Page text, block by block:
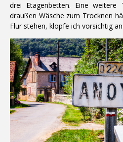
drei Etagenbetten. Eine
draußen Wäsche zum Trocknen
Flur stehen, klopfe ich vorsichtig an.